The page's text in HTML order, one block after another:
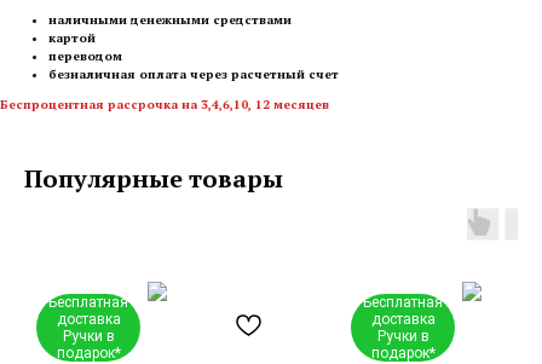
наличными денежными средствами
картой
переводом
безналичная оплата через расчетный счет
Беспроцентная рассрочка на 3,4,6,10, 12 месяцев
Популярные товары
Бесплатная
доставка
Ручки в
подарок*
Бесплатная
доставка
Ручки в
подарок*